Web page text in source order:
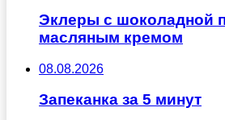
Эклеры с шоколадной
масляным кремом
08.08.2026
Запеканка за 5 минут